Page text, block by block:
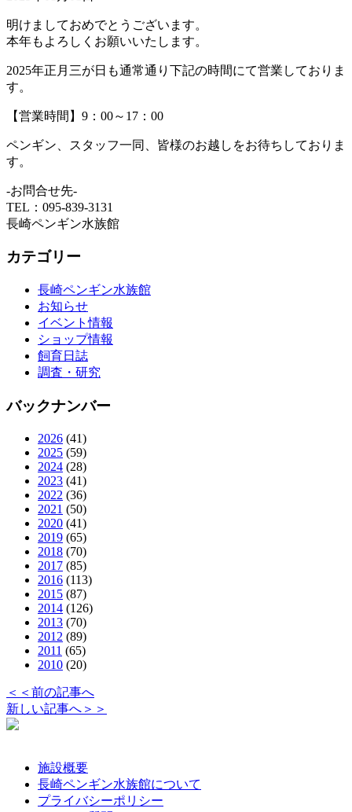
明けましておめでとうございます。
本年もよろしくお願いいたします。
2025年正月三が日も通常通り下記の時間にて営業しておりま
す。
【営業時間】9：00～17：00
ペンギン、スタッフ一同、皆様のお越しをお待ちしておりま
す。
-お問合せ先-
TEL：095-839-3131
長崎ペンギン水族館
カテゴリー
長崎ペンギン水族館
お知らせ
イベント情報
ショップ情報
飼育日誌
調査・研究
バックナンバー
2026 (41)
2025 (59)
2024 (28)
2023 (41)
2022 (36)
2021 (50)
2020 (41)
2019 (65)
2018 (70)
2017 (85)
2016 (113)
2015 (87)
2014 (126)
2013 (70)
2012 (89)
2011 (65)
2010 (20)
＜＜前の記事へ
新しい記事へ＞＞
施設概要
長崎ペンギン水族館について
プライバシーポリシー